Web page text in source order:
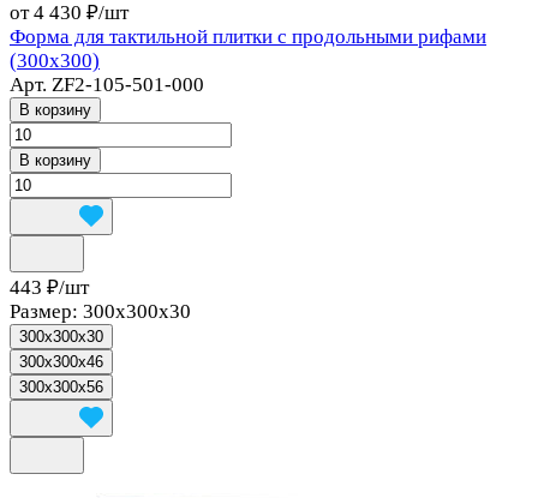
от 4 430 ₽/шт
Форма для тактильной плитки с продольными рифами
(300х300)
Арт. ZF2-105-501-000
В корзину
В корзину
443 ₽/шт
Размер: 300x300x30
300x300x30
300x300x46
300x300x56